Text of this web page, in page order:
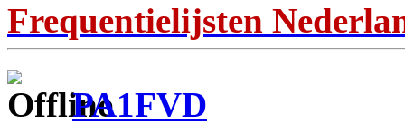
Frequentielijsten
PA1FVD